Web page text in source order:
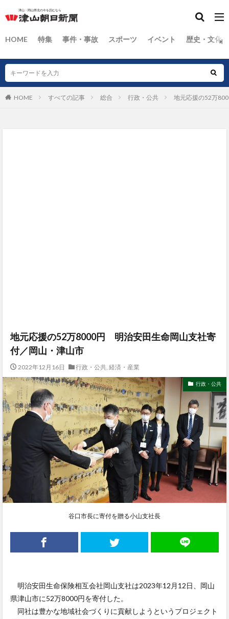
HOME 特集 事件・事故 スポーツ イベント 歴史・文化
HOME すべての記事 総合 行政・公共 地元応援の52万
地元応援の52万8000円 明治安田生命岡山支社寄
付／岡山・津山市
2022年12月16日 行政・公共 経済・産業
行政・公共
谷口市長に寄付を贈る小山支社長
明治安田生命保険相互会社岡山支社は2023年12月12日、岡山
県津山市に52万8000円を寄付した。
同社は豊かな地域社会づくりに貢献しようというプロジェクト